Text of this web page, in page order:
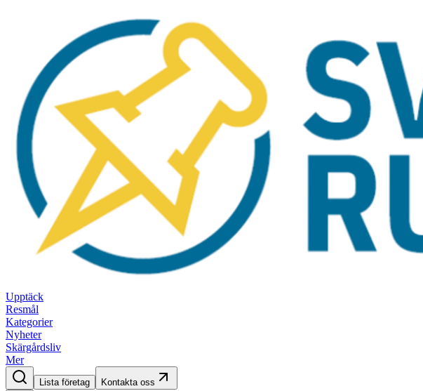
Upptäck
Resmål
Kategorier
Nyheter
Skärgårdsliv
Mer
Lista företag Kontakta oss